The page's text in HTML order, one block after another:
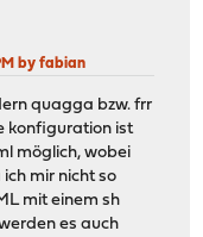
by fabian
quagga bzw. frr
konfiguration ist
möglich, wobei
mir nicht so
mit einem sh
es auch